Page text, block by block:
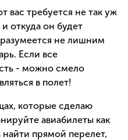
вас требуется не так уж
откуда он будет
не лишним
Если все
- можно смело
в полет!
которые сделаю
авиабилеты как
прямой перелет,